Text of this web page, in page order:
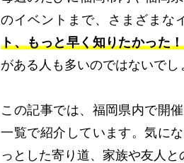
のイベントまで、さまざまな
ト、もっと早く知りたかった
がある人も多いのではないでし
この記事では、福岡県内で開
一覧で紹介しています。気に
っとした寄り道、家族や友人と